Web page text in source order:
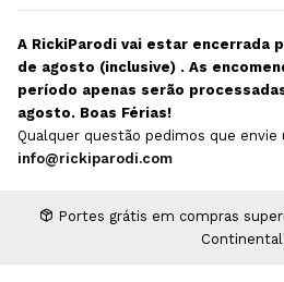
Cosmética Capilar
Equipamentos
Escovas e Pente
Extensões
MAN WORLD -
Depilação
Descartáveis Estética
Diversos Estética
Equipamentos
Maquilhagem
A RickiParodi vai estar encerrada
de agosto (inclusive) . As
período apenas serão
agosto. Boas Férias!
Qualquer questão pedimos que envie
info@rickiparodi.com
Portes grátis em compras